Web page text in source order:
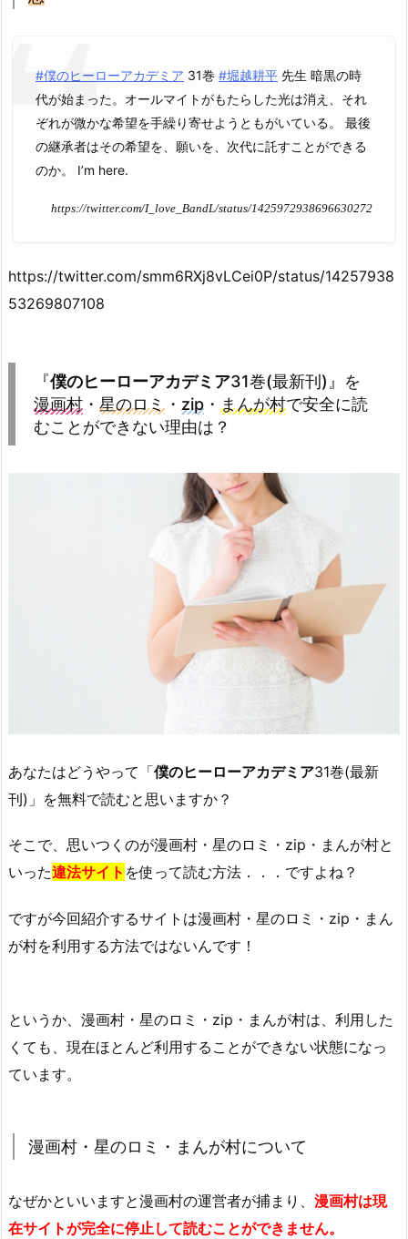
#僕のヒーローアカデミア 31巻 #堀越耕平 先生 暗黒の時
代が始まった。オールマイトがもたらした光は消え、それ
ぞれが微かな希望を手繰り寄せようともがいている。 最後
の継承者はその希望を、願いを、次代に託すことができる
のか。 I’m here.
https://twitter.com/I_love_BandL/status/1425972938696630272
https://twitter.com/smm6RXj8vLCei0P/status/14257938
53269807108
『僕のヒーローアカデミア31巻(最新刊)』を
漫画村 ・ 星のロミ ・ zip ・ まんが村で安全に読
むことができない理由は？
あなたはどうやって「僕のヒーローアカデミア31巻(最新
刊)」を無料で読むと思いますか？
そこで、思いつくのが漫画村・星のロミ・zip・まんが村と
いった違法サイト を使って読む方法．．．ですよね？
ですが今回紹介するサイトは漫画村・星のロミ・zip・まん
が村を利用する方法ではないんです！
というか、漫画村・星のロミ・zip・まんが村は、利用した
くても、現在ほとんど利用することができない状態になっ
ています。
漫画村・星のロミ・まんが村について
なぜかといいますと漫画村の運営者が捕まり、 漫画村は現
在サイトが完全に停止して読むことができません。